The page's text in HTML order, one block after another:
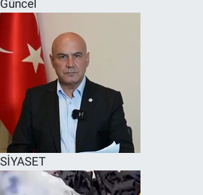
Güncel
SİYASET
SPOR
RESMİ İLANLAR